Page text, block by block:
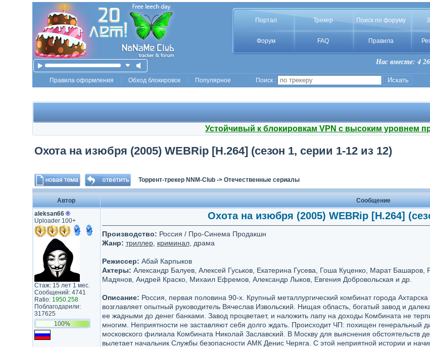
Портал Трекер Поиск по форуму
Форум FAQ Правила
Нас вместе: 4
Правила оформления Обход блокировок Популярное Поиск :
Устойчивый к блокировкам VPN с высоким уровнем
Охота на изюбря (2005) WEBRip [H.264] (сезон 1, серии 1-12 из 12)
Торрент-трекер NNM-Club-> Отечественные сериалы
Автор
Сообщение
aleksan66 ®
Uploader 100+
Стаж: 15 лет 1 мес.
Сообщений: 4741
Ratio: 1950.258
Поблагодарили:
317625
100%
Охота на изюбря (2005) WEBRip [H.264]
Производство: Россия / Про-Синема Продакшн
Жанр: триллер, криминал, драма
Режиссер: Абай Карпыков
Актеры: Александр Балуев, Алексей Гуськов, Екатерина Гусева, Гоша Куценко, Марат Башаров,
Мадянов, Андрей Краско, Михаил Ефремов, Александр Лыков, Евгения Добровольская и др.
Описание: Россия, первая половина 90-х. Крупный металлургический комбинат города Ахтарска
возглавляет опытный руководитель Вячеслав Извольский. Нищая область, богатый завод и
ее жадными до денег банками. Завод процветает, и наложить лапу на доходы Комбината не
многим. Неприятности не заставляют себя долго ждать. Происходит ЧП: похищен генеральный
московского филиала Комбината Николай Заславский. В Москву для выяснения обстоятельств
вылетает начальник Службы безопасности АМК Денис Черяга. С этой неприятной истории и